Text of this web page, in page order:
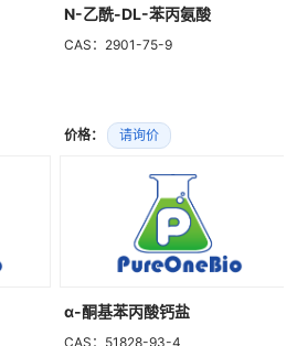
N-乙酰-DL-苯丙氨酸
CAS：2901-75-9
价格： 请询价
α-酮基苯丙酸钙盐
CAS：51828-93-4